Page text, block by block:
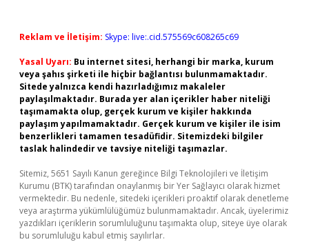
Reklam ve İletişim: Skype: live:.cid.575569c608265c69
Yasal Uyarı: Bu internet sitesi, herhangi bir marka, kurum
veya şahıs şirketi ile hiçbir bağlantısı bulunmamaktadır.
Sitede yalnızca kendi hazırladığımız makaleler
paylaşılmaktadır. Burada yer alan içerikler haber niteliği
taşımamakta olup, gerçek kurum ve kişiler hakkında
paylaşım yapılmamaktadır. Gerçek kurum ve kişiler ile isim
benzerlikleri tamamen tesadüfidir. Sitemizdeki bilgiler
taslak halindedir ve tavsiye niteliği taşımazlar.
Sitemiz, 5651 Sayılı Kanun gereğince Bilgi Teknolojileri ve İletişim
Kurumu (BTK) tarafından onaylanmış bir Yer Sağlayıcı olarak hizmet
vermektedir. Bu nedenle, sitedeki içerikleri proaktif olarak denetleme
veya araştırma yükümlülüğümüz bulunmamaktadır. Ancak, üyelerimiz
yazdıkları içeriklerin sorumluluğunu taşımakta olup, siteye üye olarak
bu sorumluluğu kabul etmiş sayılırlar.